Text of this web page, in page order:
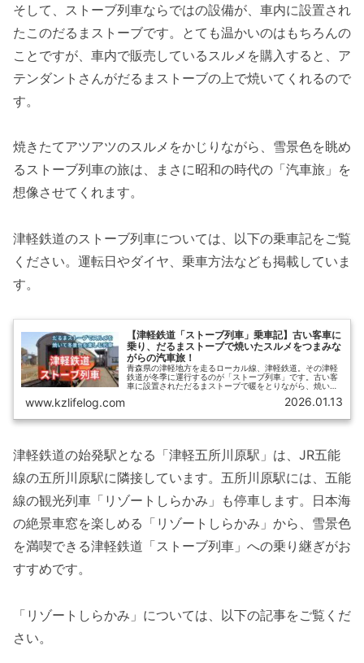
そして、ストーブ列車ならではの設備が、車内に設置され
たこのだるまストーブです。とても温かいのはもちろんの
ことですが、車内で販売しているスルメを購入すると、ア
テンダントさんがだるまストーブの上で焼いてくれるので
す。
焼きたてアツアツのスルメをかじりながら、雪景色を眺め
るストーブ列車の旅は、まさに昭和の時代の「汽車旅」を
想像させてくれます。
津軽鉄道のストーブ列車については、以下の乗車記をご覧
ください。運転日やダイヤ、乗車方法なども掲載していま
す。
【津軽鉄道「ストーブ列車」乗車記】古い客車に
乗り、だるまストーブで焼いたスルメをつまみな
がらの汽車旅！
青森県の津軽地方を走るローカル線、津軽鉄道。その津軽
鉄道が冬季に運行するのが「ストーブ列車」です。古い客
車に設置されただるまストーブで暖をとりながら、焼いた
す。【ひさの乗り鉄ブログ】では、津軽鉄道「ストーブ列
www.kzlifelog.com 2026.01.13
津軽鉄道の始発駅となる「津軽五所川原駅」は、JR五能
線の五所川原駅に隣接しています。五所川原駅には、五能
線の観光列車「リゾートしらかみ」も停車します。日本海
の絶景車窓を楽しめる「リゾートしらかみ」から、雪景色
を満喫できる津軽鉄道「ストーブ列車」への乗り継ぎがお
すすめです。
「リゾートしらかみ」については、以下の記事をご覧くだ
さい。